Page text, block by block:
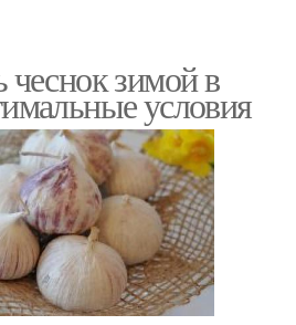
чеснок зимой в
условия